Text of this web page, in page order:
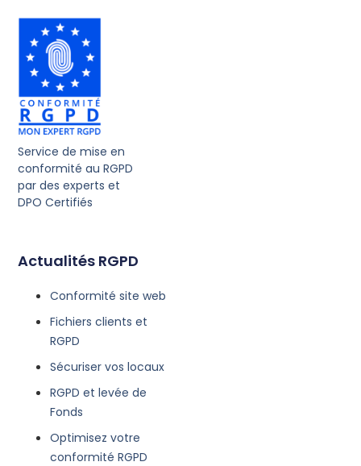
Service de mise en
conformité au RGPD
par des experts et
DPO Certifiés
Actualités RGPD
Conformité site web
Fichiers clients et
RGPD
Sécuriser vos locaux
RGPD et levée de
Fonds
Optimisez votre
conformité RGPD